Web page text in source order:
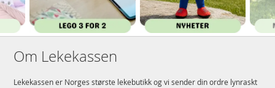
Om Lekekassen
Lekekassen er Norges største lekebutikk og vi sender din ordre lynraskt